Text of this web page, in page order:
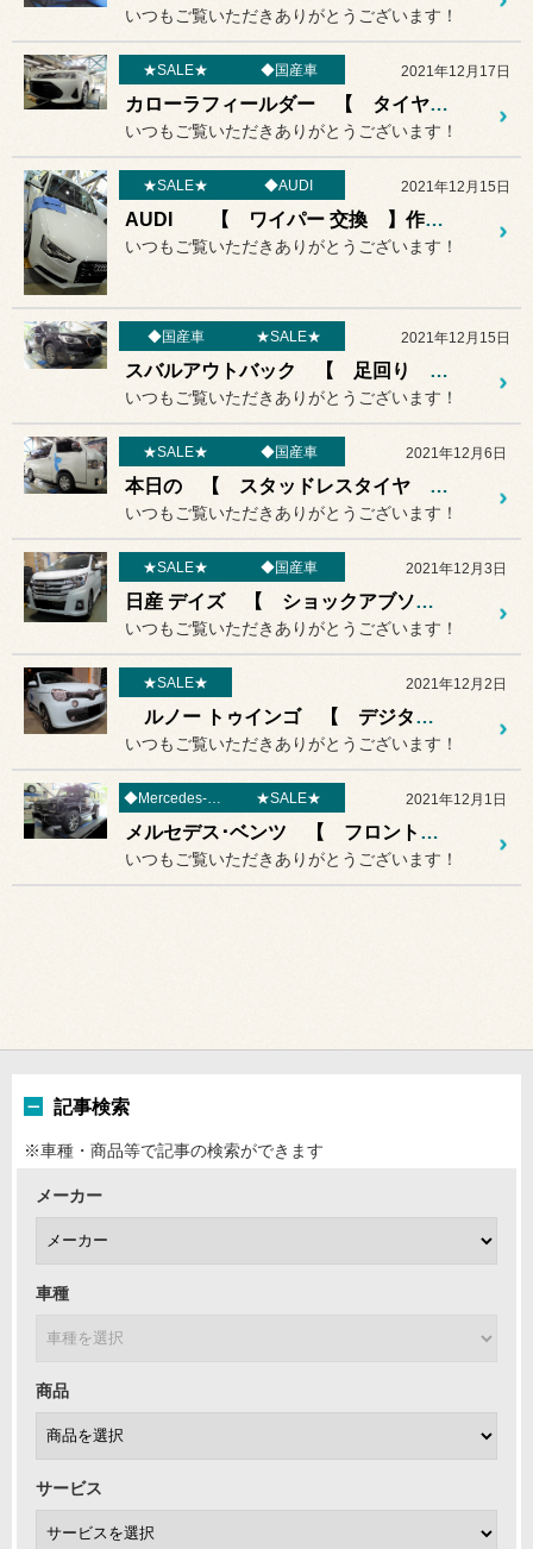
いつもご覧いただきありがとうございます！
★SALE★ ◆国産車 2021年12月17日
カローラフィールダー 【 タイヤ･ホイール RECARO マフラー 】作業紹介♪♪
いつもご覧いただきありがとうございます！
★SALE★ ◆AUDI 2021年12月15日
AUDI 【 ワイパー 交換 】作業紹介♪♪
いつもご覧いただきありがとうございます！
◆国産車 ★SALE★ 2021年12月15日
スバルアウトバック 【 足回り タイヤ･ホイール ドライブレコーダー取り付け 】作業紹介♪♪
いつもご覧いただきありがとうございます！
★SALE★ ◆国産車 2021年12月6日
本日の 【 スタッドレスタイヤ 交換 】作業紹介♪♪
いつもご覧いただきありがとうございます！
★SALE★ ◆国産車 2021年12月3日
日産 デイズ 【 ショックアブソーバー 交換 】作業紹介♪♪
いつもご覧いただきありがとうございます！
★SALE★ 2021年12月2日
ルノー トゥインゴ 【 デジタルミラー＆ドライブレコーダー 取り付け 】作業紹介♪♪
いつもご覧いただきありがとうございます！
◆Mercedes-Benz ★SALE★ 2021年12月1日
メルセデス･ベンツ 【 フロントグリル 交換 】作業紹介♪♪
いつもご覧いただきありがとうございます！
記事検索
※車種・商品等で記事の検索ができます
メーカー
車種
商品
サービス